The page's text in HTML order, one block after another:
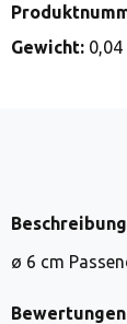
Gewicht: 0,04
Beschreibung
ø 6 cm
Bewertungen